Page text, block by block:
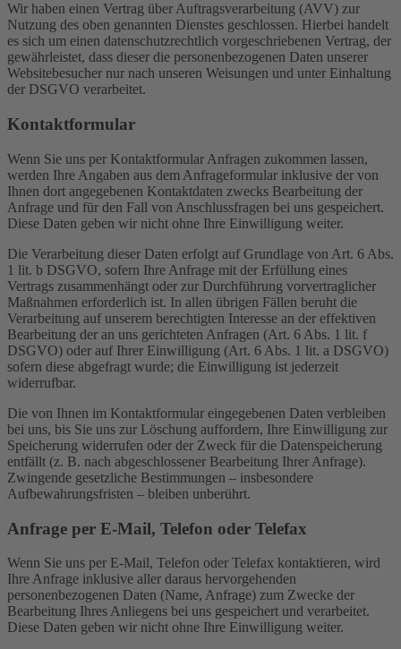
Wir haben einen Vertrag über Auftragsverarbeitung (AVV) zur
Nutzung des oben genannten Dienstes geschlossen. Hierbei handelt
es sich um einen datenschutzrechtlich vorgeschriebenen Vertrag, der
gewährleistet, dass dieser die personenbezogenen Daten unserer
Websitebesucher nur nach unseren Weisungen und unter Einhaltung
der DSGVO verarbeitet.
Kontaktformular
Wenn Sie uns per Kontaktformular Anfragen zukommen lassen,
werden Ihre Angaben aus dem Anfrageformular inklusive der von
Ihnen dort angegebenen Kontaktdaten zwecks Bearbeitung der
Anfrage und für den Fall von Anschlussfragen bei uns gespeichert.
Diese Daten geben wir nicht ohne Ihre Einwilligung weiter.
Die Verarbeitung dieser Daten erfolgt auf Grundlage von Art. 6 Abs.
1 lit. b DSGVO, sofern Ihre Anfrage mit der Erfüllung eines
Vertrags zusammenhängt oder zur Durchführung vorvertraglicher
Maßnahmen erforderlich ist. In allen übrigen Fällen beruht die
Verarbeitung auf unserem berechtigten Interesse an der effektiven
Bearbeitung der an uns gerichteten Anfragen (Art. 6 Abs. 1 lit. f
DSGVO) oder auf Ihrer Einwilligung (Art. 6 Abs. 1 lit. a DSGVO)
sofern diese abgefragt wurde; die Einwilligung ist jederzeit
widerrufbar.
Die von Ihnen im Kontaktformular eingegebenen Daten verbleiben
bei uns, bis Sie uns zur Löschung auffordern, Ihre Einwilligung zur
Speicherung widerrufen oder der Zweck für die Datenspeicherung
entfällt (z. B. nach abgeschlossener Bearbeitung Ihrer Anfrage).
Zwingende gesetzliche Bestimmungen – insbesondere
Aufbewahrungsfristen – bleiben unberührt.
Anfrage per E-Mail, Telefon oder Telefax
Wenn Sie uns per E-Mail, Telefon oder Telefax kontaktieren, wird
Ihre Anfrage inklusive aller daraus hervorgehenden
personenbezogenen Daten (Name, Anfrage) zum Zwecke der
Bearbeitung Ihres Anliegens bei uns gespeichert und verarbeitet.
Diese Daten geben wir nicht ohne Ihre Einwilligung weiter.